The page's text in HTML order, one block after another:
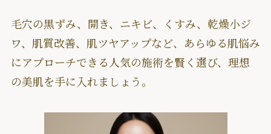
毛穴の黒ずみ、開き、ニキビ、くすみ、乾燥小ジ
ワ、肌質改善、肌ツヤアップなど、あらゆる肌悩み
にアプローチできる人気の施術を賢く選び、理想
の美肌を手に入れましょう。